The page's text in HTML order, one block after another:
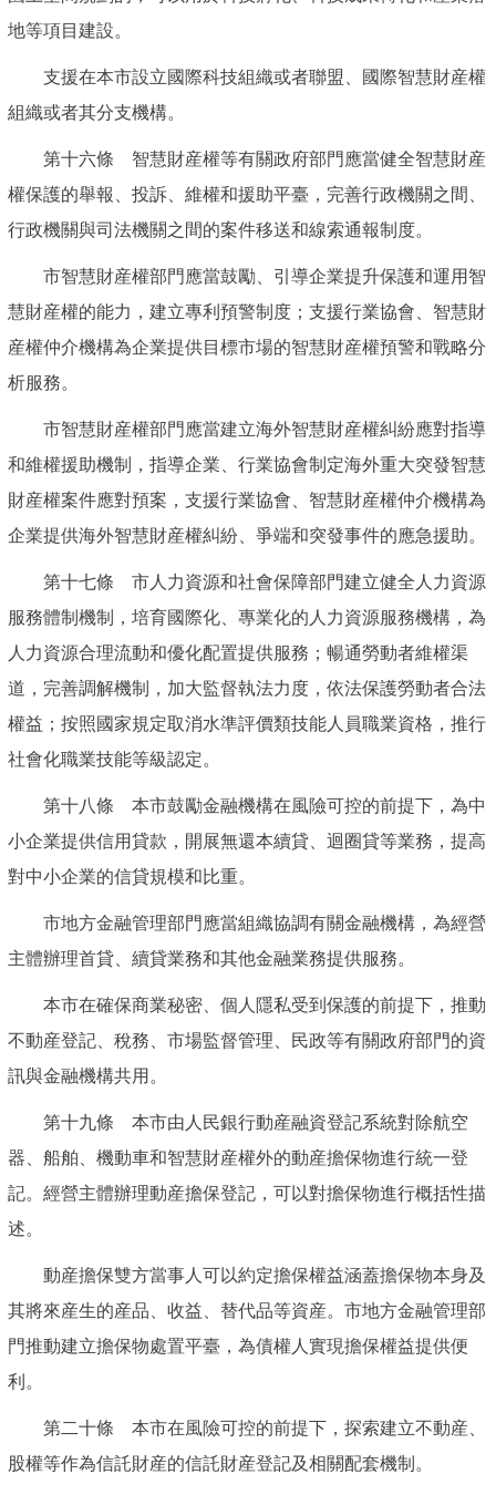
地等項目建設。
支援在本市設立國際科技組織或者聯盟、國際智慧財産權
組織或者其分支機構。
第十六條 智慧財産權等有關政府部門應當健全智慧財産
權保護的舉報、投訴、維權和援助平臺，完善行政機關之間、
行政機關與司法機關之間的案件移送和線索通報制度。
市智慧財産權部門應當鼓勵、引導企業提升保護和運用智
慧財産權的能力，建立專利預警制度；支援行業協會、智慧財
産權仲介機構為企業提供目標市場的智慧財産權預警和戰略分
析服務。
市智慧財産權部門應當建立海外智慧財産權糾紛應對指導
和維權援助機制，指導企業、行業協會制定海外重大突發智慧
財産權案件應對預案，支援行業協會、智慧財産權仲介機構為
企業提供海外智慧財産權糾紛、爭端和突發事件的應急援助。
第十七條 市人力資源和社會保障部門建立健全人力資源
服務體制機制，培育國際化、專業化的人力資源服務機構，為
人力資源合理流動和優化配置提供服務；暢通勞動者維權渠
道，完善調解機制，加大監督執法力度，依法保護勞動者合法
權益；按照國家規定取消水準評價類技能人員職業資格，推行
社會化職業技能等級認定。
第十八條 本市鼓勵金融機構在風險可控的前提下，為中
小企業提供信用貸款，開展無還本續貸、迴圈貸等業務，提高
對中小企業的信貸規模和比重。
市地方金融管理部門應當組織協調有關金融機構，為經營
主體辦理首貸、續貸業務和其他金融業務提供服務。
本市在確保商業秘密、個人隱私受到保護的前提下，推動
不動産登記、稅務、市場監督管理、民政等有關政府部門的資
訊與金融機構共用。
第十九條 本市由人民銀行動産融資登記系統對除航空
器、船舶、機動車和智慧財産權外的動産擔保物進行統一登
記。經營主體辦理動産擔保登記，可以對擔保物進行概括性描
述。
動産擔保雙方當事人可以約定擔保權益涵蓋擔保物本身及
其將來産生的産品、收益、替代品等資産。市地方金融管理部
門推動建立擔保物處置平臺，為債權人實現擔保權益提供便
利。
第二十條 本市在風險可控的前提下，探索建立不動産、
股權等作為信託財産的信託財産登記及相關配套機制。